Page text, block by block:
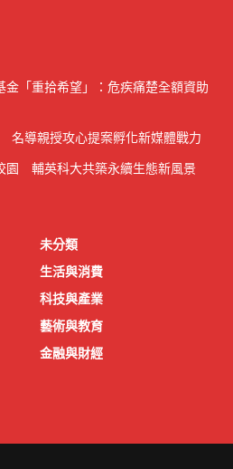
「重拾希望」：危疾痛楚全額資助
導親授攻心提案孵化新媒體戰力
園 輔英科大共築永續生態新風景
未分類
生活與消費
科技與產業
藝術與教育
金融與財經